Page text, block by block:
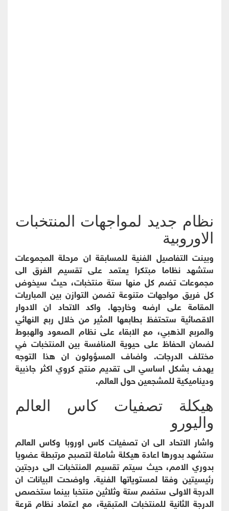
نظام جديد لمواجهات المنتخبات
الاوروبية
وبينت التفاصيل الفنية للمسابقة ان مرحلة المجموعات
ستشهد نظاما مبتكرا يعتمد على تقسيم الفرق الى
مجموعات تضم كل منها ستة منتخبات، حيث سيخوض
كل فريق مواجهات متنوعة تضمن التوازن بين المباريات
المقامة على ارضه وخارجها. واكد الاتحاد ان الادوار
الاقصائية ستحتفظ بطابعها المثير من خلال ربع النهائي
والمربع الذهبي، مع الابقاء على نظام الصعود والهبوط
لضمان الحفاظ على حيوية المنافسة بين المنتخبات في
مختلف الدرجات. واضاف المسؤولون ان هذا التوجه
يهدف بشكل اساسي الى تقديم منتج كروي اكثر جاذبية
وديناميكية للمشجعين حول العالم.
هيكلة تصفيات كاس العالم
واليورو
واشار الاتحاد الى ان تصفيات كاس اوروبا وكاس العالم
ستشهد بدورها اعادة هيكلة شاملة لتصبح مرتبطة عضويا
بدوري الامم، حيث سيتم تقسيم المنتخبات الى درجتين
رئيسيتين وفقا لمستوياتها الفنية. واوضحت البيانات ان
الدرجة الاولى ستضم ستة وثلاثين منتخبا بينما ستخصص
الدرجة الثانية للمنتخبات المتبقية، مع اعتماد نظام قرعة